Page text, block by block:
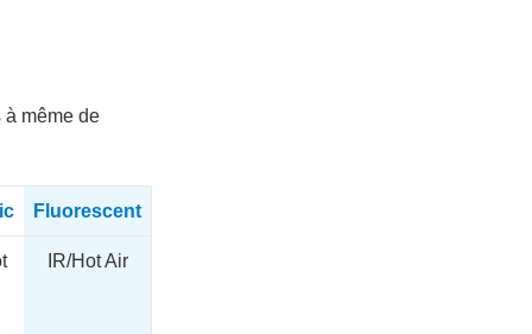
à même de
Fluorescent
IR/Hot Air